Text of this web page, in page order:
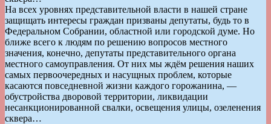
На всех уровнях представительной власти в нашей стране
защищать интересы граждан призваны депутаты, будь то в
Федеральном Собрании, областной или городской думе. Но
ближе всего к людям по решению вопросов местного
значения, конечно, депутаты представительного органа
местного самоуправления. От них мы ждём решения наших
самых первоочередных и насущных проблем, которые
касаются повседневной жизни каждого горожанина, —
обустройства дворовой территории, ликвидации
несанкционированной свалки, освещения улицы, озеленения
сквера…